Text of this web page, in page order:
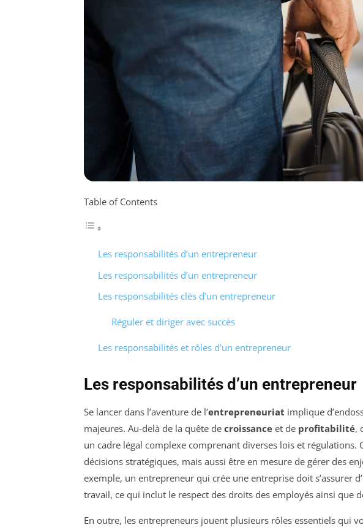
Table of Contents
Les responsabilités d’un entrepreneur
Les responsabilités d’un entrepreneur
Les responsabilités clés d’un entrepreneur
Réguler et diriger avec succès
Les responsabilités et rôles d’un entrepreneur
Les responsabilités d’un entrepreneur
Se lancer dans l’aventure de l’entrepreneuriat implique
majeures. Au-delà de la quête de croissance et de profitabilité,
un cadre légal complexe comprenant diverses lois et régulations.
décisions stratégiques, mais aussi être en mesure de gérer des
exemple, un entrepreneur qui crée une entreprise doit s’assurer
travail, ce qui inclut le respect des droits des employés ainsi que
En outre, les entrepreneurs jouent plusieurs rôles essentiels qui